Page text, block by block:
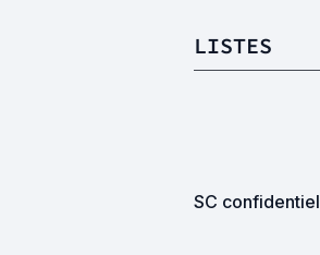
LISTES
SC confidentiel